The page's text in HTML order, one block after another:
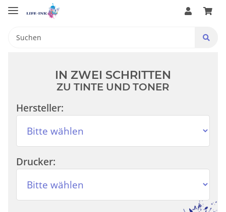
IN ZWEI SCHRITTEN
ZU TINTE UND TONER
Hersteller:
Drucker: